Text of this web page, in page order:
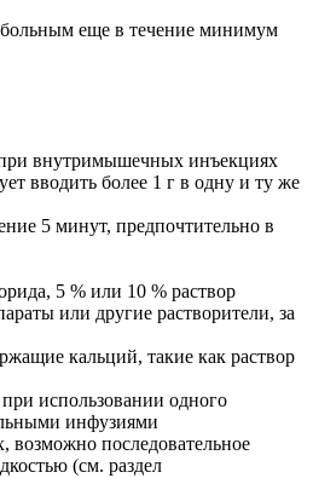
больным еще в течение минимум
внутримышечных инъекциях
вводить более 1 г в одну и ту же
5 минут, предпочтительно в
5 % или 10 % раствор
или другие раствори­тели, за
кальций, такие как раствор
использовании одного
инфузиями
возможно последовательное
(см. раздел